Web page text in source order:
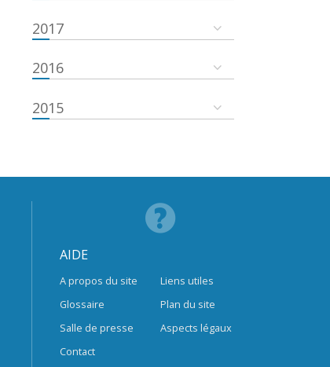
2017
2016
2015
AIDE
A propos du site
Glossaire
Salle de presse
Contact
Liens utiles
Plan du site
Aspects légaux